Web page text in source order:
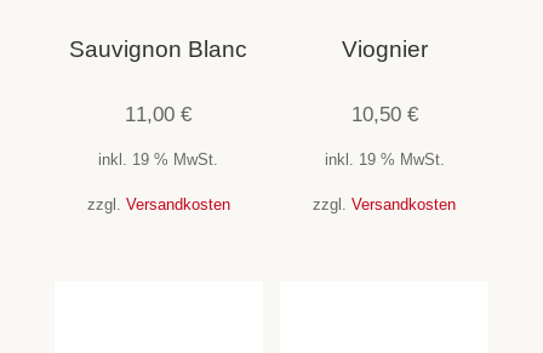
Sauvignon Blanc
11,00€
inkl. 19 % MwSt.
zzgl. Versandkosten
Viognier
10,50 €
inkl. 19 % MwSt.
zzgl.Versandkosten